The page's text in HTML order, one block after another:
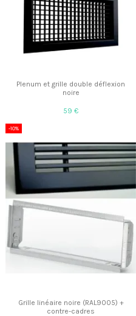
Plenum et grille double déflexion
noire
59 €
-10%
Grille linéaire noire (RAL9005) +
contre-cadres